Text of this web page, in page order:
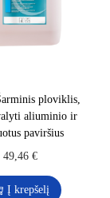
ploviklis,
aliuminio ir
paviršius
49,46€
Į krepšelį